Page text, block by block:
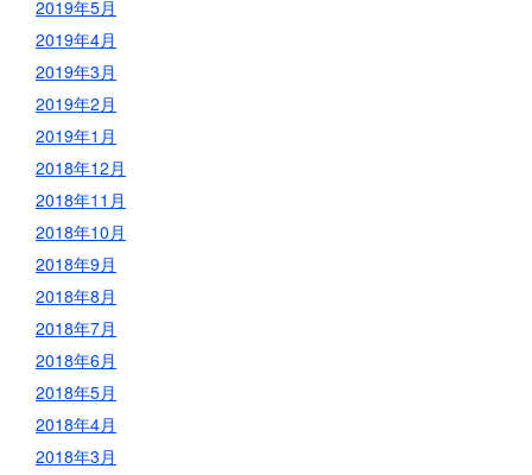
2019年5月
2019年4月
2019年3月
2019年2月
2019年1月
2018年12月
2018年11月
2018年10月
2018年9月
2018年8月
2018年7月
2018年6月
2018年5月
2018年4月
2018年3月